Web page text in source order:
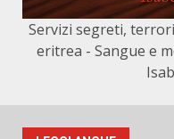
Servizi segreti,
eritrea - Sangue e